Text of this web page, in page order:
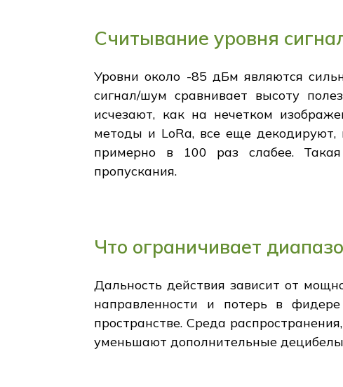
Считывание уровня
Уровни около -85 дБм являются
сигнал/шум сравнивает высоту
исчезают, как на нечетком
методы и LoRa, все еще декодируют,
примерно в 100 раз слабее. Такая
пропускания.
Что ограничивает
Дальность действия зависит от
направленности и потерь в
пространстве. Среда
уменьшают дополнительные